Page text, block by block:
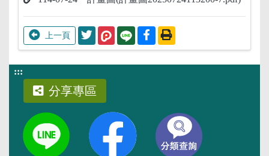
:::
分享專區